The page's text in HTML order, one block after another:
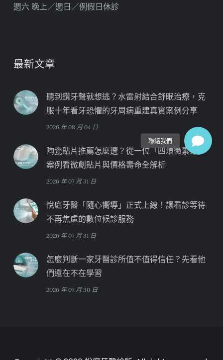
週六 晚上／週日／例假日休診
最新文章
聽到鑽牙聲就想逃？水雷射結合舒眠治療，克
服十年看牙恐懼的牙周病重建真實案例分享
2026 年 08 月 04 日
陶瓷貼片推薦怎麼選？從一位「四環黴素牙」
案例看微創貼片與價格壽命全解析
2026 年 07 月 31 日
悅庭牙醫「隨心嚮導」正式上線！讓看診等待
不再焦慮的數位候診服務
2026 年 07 月 31 日
怎麼判斷一家牙醫診所值不值得信任？先看他
們還在不在學習
2026 年 07 月 30 日